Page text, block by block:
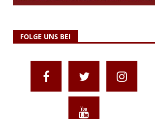
FOLGE UNS BEI